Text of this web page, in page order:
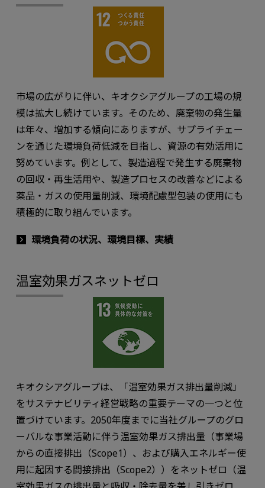
市場の広がりに伴い、キオクシアグループの工場の規
模は拡大し続けています。そのため、廃棄物の発生量
は年々、増加する傾向にありますが、サプライチェー
ンを通じた環境負荷低減を目指し、資源の有効活用に
努めています。例として、製造過程で発生する廃棄物
の回収・再生活用や、製造プロセスの改善などによる
薬品・ガスの使用量削減、環境配慮型包装の使用にも
積極的に取り組んでいます。
環境負荷の状況、環境目標、実績
温室効果ガスネットゼロ
キオクシアグループは、「温室効果ガス排出量削減」
をサステナビリティ経営戦略の重要テーマの一つと位
置づけています。2050年度までに当社グループのグロ
ーバルな事業活動に伴う温室効果ガス排出量（事業場
からの直接排出（Scope1）、および購入エネルギー使
用に起因する間接排出（Scope2））をネットゼロ（温